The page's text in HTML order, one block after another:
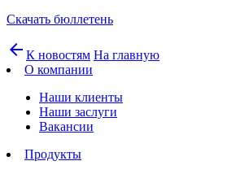
Скачать бюллетень
arrow_back К новостям На главную
О компании
Наши клиенты
Наши заслуги
Вакансии
Продукты